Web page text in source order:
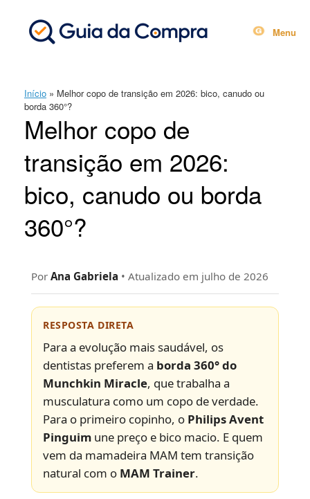
Menu
Início » Melhor copo de transição em 2026: bico, canudo ou
borda 360°?
Melhor copo de
transição em 2026:
bico, canudo ou borda
360°?
Por Ana Gabriela • Atualizado em julho de 2026
RESPOSTA DIRETA
Para a evolução mais saudável, os
dentistas preferem a borda 360° do
Munchkin Miracle, que trabalha a
musculatura como um copo de verdade.
Para o primeiro copinho, o Philips Avent
Pinguim une preço e bico macio. E quem
vem da mamadeira MAM tem transição
natural com o MAM Trainer.